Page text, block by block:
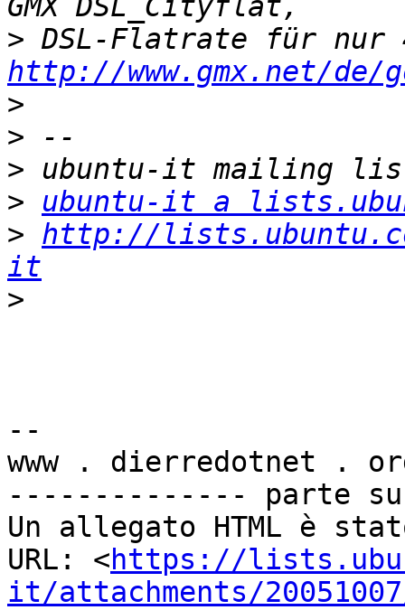
>
http://www.gmx.net/de/
>
>
>
>
ubuntu-it a
> http://
it
>
--
www . dierredotnet .
-------------- parte
Un allegato HTML è
URL: <https://
it/attachments/